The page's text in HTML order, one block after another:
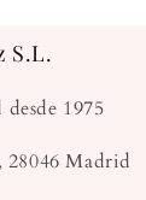
S.L.
1975
28046 Madrid